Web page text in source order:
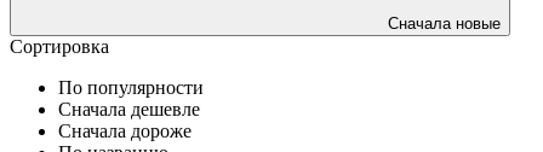
Сначала новые
Сортировка
По популярности
Сначала дешевле
Сначала дороже